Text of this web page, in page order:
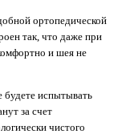
ортопедической
так, что даже при
и шея не
будете испытывать
за счет
чистого